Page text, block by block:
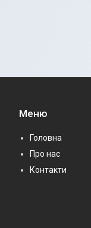
Меню
Головна
Про нас
Контакти